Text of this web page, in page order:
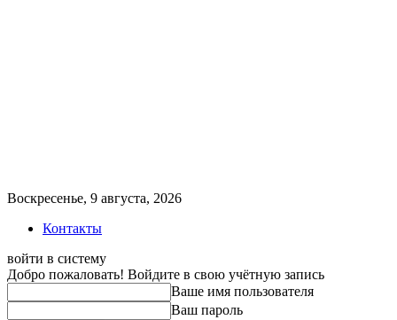
Воскресенье, 9 августа, 2026
Контакты
войти в систему
Добро пожаловать! Войдите в свою учётную запись
Ваше имя пользователя
Ваш пароль